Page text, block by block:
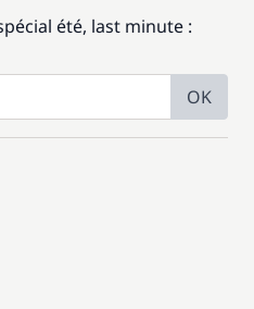
été, last minute :
OK